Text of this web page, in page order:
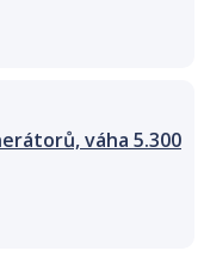
váha 5.300